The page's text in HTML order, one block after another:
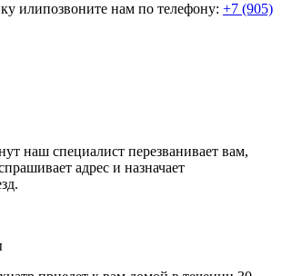
илипозвоните нам по телефону: +7 (905)
наш специалист перезванивает вам,
адрес и назначает